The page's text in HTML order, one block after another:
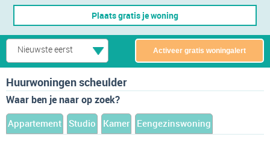
Menu
Plaats gratis je woning
Nieuwste eerst Activeer gratis woningalert
Huurwoningen scheulder
Waar ben je naar op zoek?
Appartement Studio Kamer Eengezinswoning